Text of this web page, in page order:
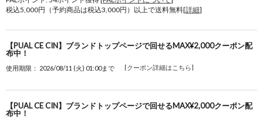
税込5,000円（予約商品は税込3,000円）以上で送料無料[詳細]
【PUAL CE CIN】ブランドトップページで回せるMAX¥2,000クーポン配
布中！
使用期限： 2026/08/11 (火) 01:00まで [クーポン詳細はこちら]
【PUAL CE CIN】ブランドトップページで回せるMAX¥2,000クーポン配
布中！